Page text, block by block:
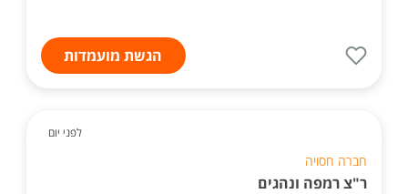
הגשת מועמדות
לפני יום
חברה חסויה
ר"צ רמפה ונהגים